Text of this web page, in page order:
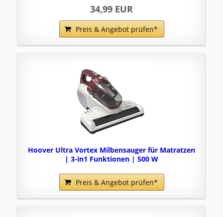
34,99 EUR
Preis & Angebot prüfen*
Hoover Ultra Vortex Milbensauger für Matratzen
| 3-in1 Funktionen | 500 W
Preis & Angebot prüfen*